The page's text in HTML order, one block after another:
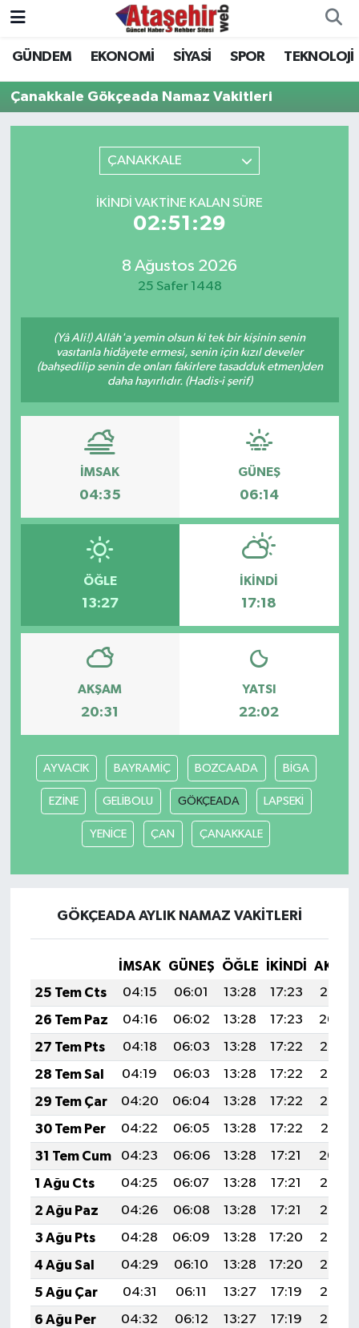
GÜNDEM EKONOMİ SİYASİ SPOR TEKNOLOJİ
Çanakkale Gökçeada Namaz Vakitleri
ÇANAKKALE
İKINDI VAKTINE KALAN SÜRE
02:51:29
8 Ağustos 2026
25 Safer 1448
(Yâ Ali!) Allâh'a yemin olsun ki tek bir kişinin senin
vasıtanla hidâyete ermesi, senin için kızıl develer
(bahşedilip senin de onları fakirlere tasadduk etmen)den
daha hayırlıdır. (Hadis-i şerif)
İMSAK
04:35
GÜNEŞ
06:14
ÖĞLE
13:27
İKINDI
17:18
AKŞAM
20:31
YATSI
22:02
AYVACIK BAYRAMİÇ BOZCAADA BİGA
EZİNE GELİBOLU GÖKÇEADA LAPSEKİ
YENİCE ÇAN ÇANAKKALE
GÖKÇEADA AYLIK NAMAZ VAKITLERI
İMSAK GÜNEŞ ÖĞLE İKINDI
25 Tem Cts
04:15 06:01 13:28 17:23
20:45
26 Tem Paz
04:16 06:02 13:28 17:23
20:44
27 Tem Pts
04:18 06:03 13:28 17:22
20:43
28 Tem Sal
04:19 06:03 13:28 17:22
20:43
29 Tem Çar
04:20 06:04 13:28 17:22
20:42
30 Tem Per
04:22 06:05 13:28 17:22
20:41
31 Tem Cum
04:23 06:06 13:28 17:21
20:40
1 Ağu Cts
04:25 06:07 13:28 17:21
20:39
2 Ağu Paz
04:26 06:08 13:28 17:21
20:38
3 Ağu Pts
04:28 06:09 13:28 17:20
20:36
4 Ağu Sal
04:29 06:10 13:28 17:20
20:35
5 Ağu Çar
04:31 06:11 13:27 17:19
20:34
6 Ağu Per
04:32 06:12 13:27 17:19
20:33
Hava Durumu
Trafik Durumu
Son Dakika Haberleri